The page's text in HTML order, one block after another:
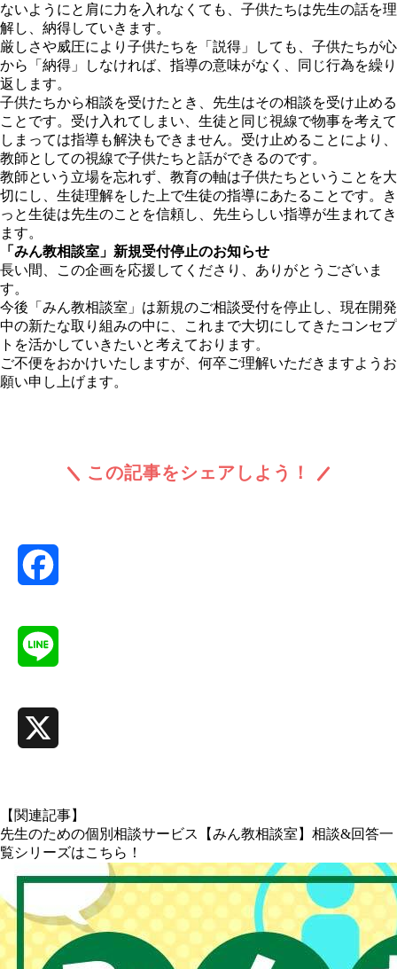
ないようにと肩に力を入れなくても、子供たちは先生の話を理
解し、納得していきます。
厳しさや威圧により子供たちを「説得」しても、子供たちが心
から「納得」しなければ、指導の意味がなく、同じ行為を繰り
返します。
子供たちから相談を受けたとき、先生はその相談を受け止める
ことです。受け入れてしまい、生徒と同じ視線で物事を考えて
しまっては指導も解決もできません。受け止めることにより、
教師としての視線で子供たちと話ができるのです。
教師という立場を忘れず、教育の軸は子供たちということを大
切にし、生徒理解をした上で生徒の指導にあたることです。き
っと生徒は先生のことを信頼し、先生らしい指導が生まれてき
ます。
「みん教相談室」新規受付停止のお知らせ
長い間、この企画を応援してくださり、ありがとうございま
す。
今後「みん教相談室」は新規のご相談受付を停止し、現在開発
中の新たな取り組みの中に、これまで大切にしてきたコンセプ
トを活かしていきたいと考えております。
ご不便をおかけいたしますが、何卒ご理解いただきますようお
願い申し上げます。
この記事をシェアしよう！
【関連記事】
先生のための個別相談サービス【みん教相談室】相談&回答一
覧シリーズはこちら！